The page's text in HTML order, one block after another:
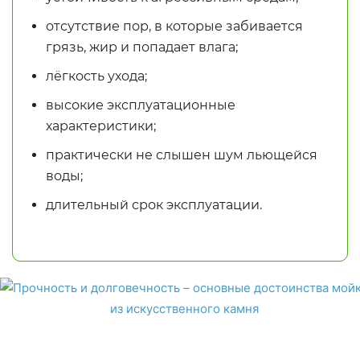
отсутствие пор, в которые забивается
грязь, жир и попадает влага;
лёгкость ухода;
высокие эксплуатационные
характеристики;
практически не слышен шум льющейся
воды;
длительный срок эксплуатации.